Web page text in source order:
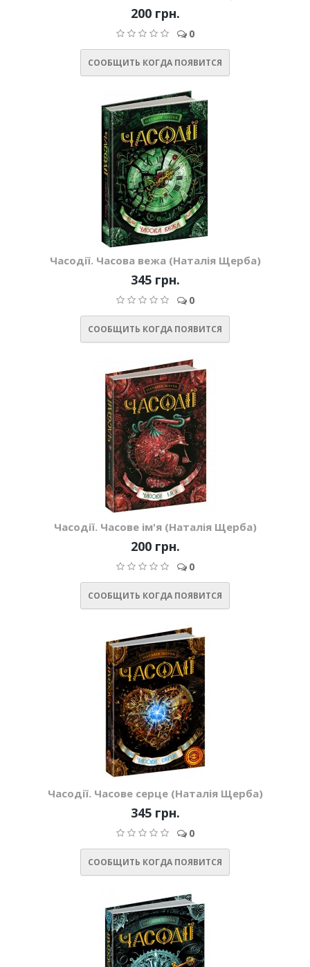
200 грн.
0
СООБЩИТЬ КОГДА ПОЯВИТСЯ
Часодії. Часова вежа (Наталія Щерба)
345 грн.
0
СООБЩИТЬ КОГДА ПОЯВИТСЯ
Часодії. Часове ім'я (Наталія Щерба)
200 грн.
0
СООБЩИТЬ КОГДА ПОЯВИТСЯ
Часодії. Часове серце (Наталія Щерба)
345 грн.
0
СООБЩИТЬ КОГДА ПОЯВИТСЯ